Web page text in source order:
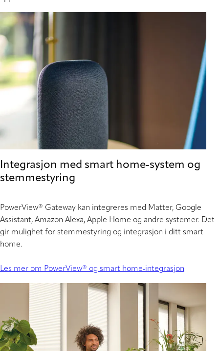
Integrasjon med smart home‑system og
stemmestyring
PowerView® Gateway kan integreres med Matter, Google
Assistant, Amazon Alexa, Apple Home og andre systemer. Det
gir mulighet for stemmestyring og integrasjon i ditt smart
home.
Les mer om PowerView® og smart home‑integrasjon